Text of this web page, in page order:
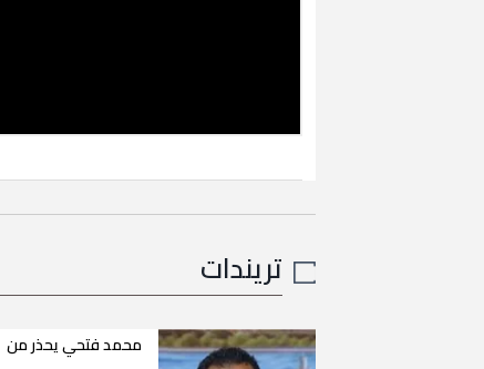
تريندات
محمد فتحي يحذر من